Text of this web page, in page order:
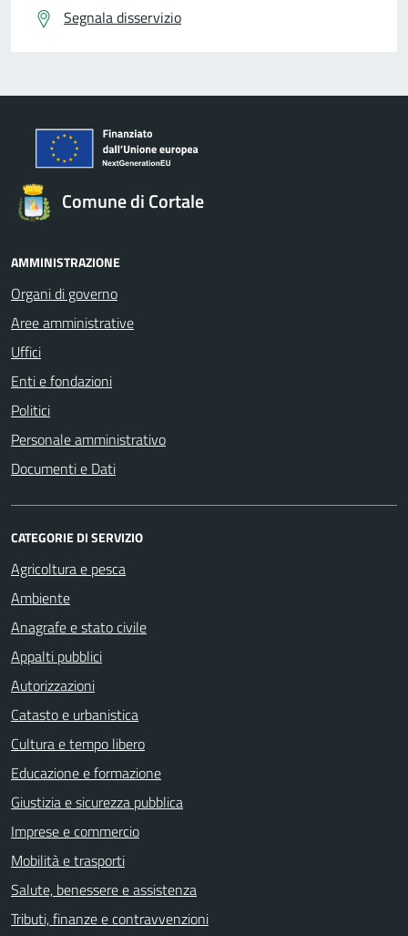
Segnala disservizio
Comune di Cortale
AMMINISTRAZIONE
Organi di governo
Aree amministrative
Uffici
Enti e fondazioni
Politici
Personale amministrativo
Documenti e Dati
CATEGORIE DI SERVIZIO
Agricoltura e pesca
Ambiente
Anagrafe e stato civile
Appalti pubblici
Autorizzazioni
Catasto e urbanistica
Cultura e tempo libero
Educazione e formazione
Giustizia e sicurezza pubblica
Imprese e commercio
Mobilità e trasporti
Salute, benessere e assistenza
Tributi, finanze e contravvenzioni